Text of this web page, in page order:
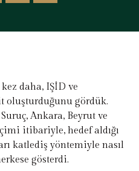
daha, IŞİD ve
oluşturduğunu gördük.
Ankara, Beyrut ve
itibariyle, hedef aldığı
katlediş yöntemiyle nasıl
gösterdi.